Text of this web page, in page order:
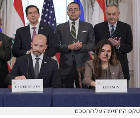
טקס החתימה על ההסכם